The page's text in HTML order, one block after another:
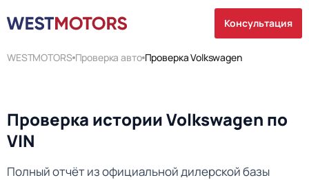
Консультация
WESTMOTORS Проверка авто Проверка Volkswagen
Проверка истории Volkswagen по
VIN
Полный отчёт из официальной дилерской базы